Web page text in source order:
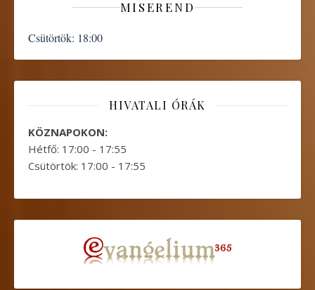
MISEREND
Csütörtök: 18:00
HIVATALI ÓRÁK
KÖZNAPOKON:
Hétfő: 17:00 - 17:55
Csütörtök: 17:00 - 17:55